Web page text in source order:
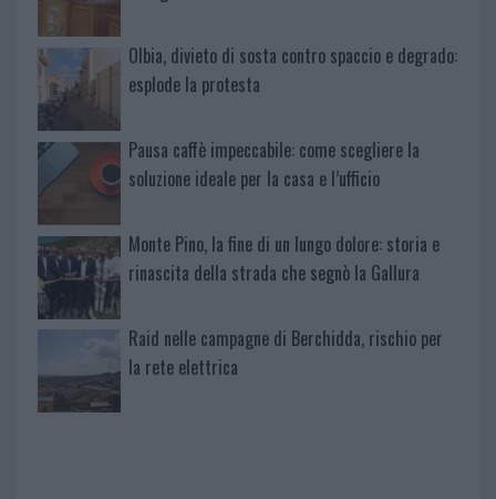
Olbia, divieto di sosta contro spaccio e degrado:
esplode la protesta
Pausa caffè impeccabile: come scegliere la
soluzione ideale per la casa e l’ufficio
Monte Pino, la fine di un lungo dolore: storia e
rinascita della strada che segnò la Gallura
Raid nelle campagne di Berchidda, rischio per
la rete elettrica